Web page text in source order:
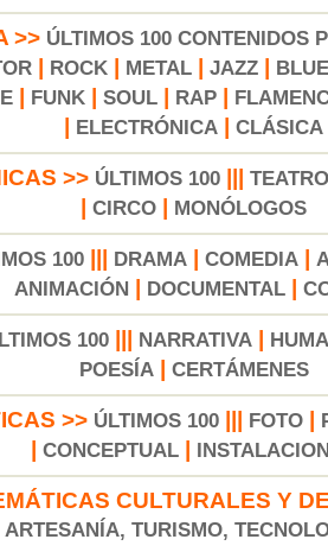
>> ÚLTIMOS 100 CONTENIDOS
ROCK METAL JAZZ
FUNK SOUL RAP
ELECTRÓNICA CLÁSICA
>> ÚLTIMOS 100||| TEATRO
CIRCO MONÓLOGOS
100 DRAMA COMEDIA
ANIMACIÓN
DOCUMENTAL|
100 NARRATIVA
POESÍA| CERTÁMENES
>> ÚLTIMOS 100 FOTO
CONCEPTUAL
CULTURALES Y
ARTESANÍA, TURISMO,